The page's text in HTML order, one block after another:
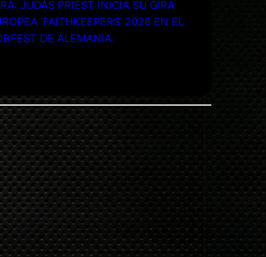
JUDAS PRIEST INICIA SU GIRA
‘FAITHKEEPERS’ 2026 EN EL
DE ALEMANIA.